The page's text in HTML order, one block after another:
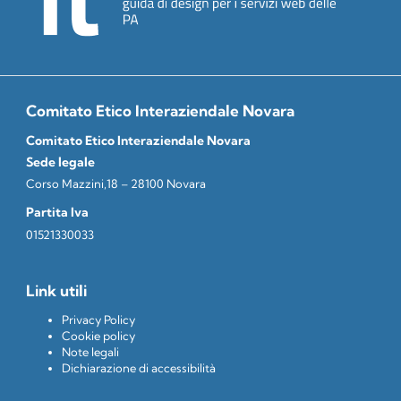
Comitato Etico Interaziendale Novara
Comitato Etico Interaziendale Novara
Sede legale
Corso Mazzini,18 – 28100 Novara
Partita Iva
01521330033
Link utili
Privacy Policy
Cookie policy
Note legali
Dichiarazione di accessibilità